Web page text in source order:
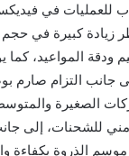
للعمليات في
زيادة كبيرة في
ودقة المواعيد،
جانب التزام صارم
الصغيرة
للشحنات، إلى
الذروة بكفاءة